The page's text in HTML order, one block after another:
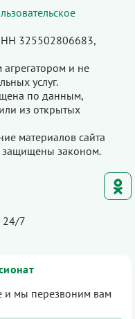
325502806683,
и не
услуг.
по данным,
из открытых
материалов сайта
защищены законом.
24/7
и мы перезвоним вам